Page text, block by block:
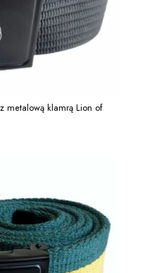
metalową klamrą Lion of